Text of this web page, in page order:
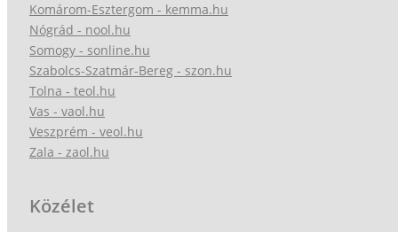
Komárom-Esztergom - kemma.hu
Nógrád - nool.hu
Somogy - sonline.hu
Szabolcs-Szatmár-Bereg - szon.hu
Tolna - teol.hu
Vas - vaol.hu
Veszprém - veol.hu
Zala - zaol.hu
Közélet